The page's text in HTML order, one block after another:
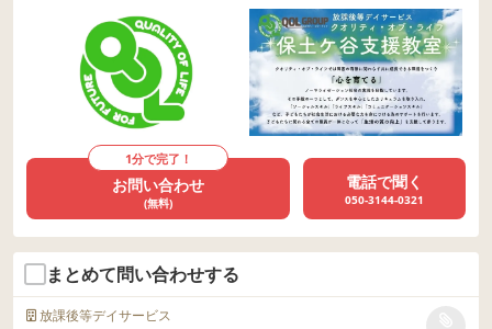
1分で完了！
お問い合わせ
(無料)
電話で聞く
050-3144-0321
まとめて問い合わせする
放課後等デイサービス